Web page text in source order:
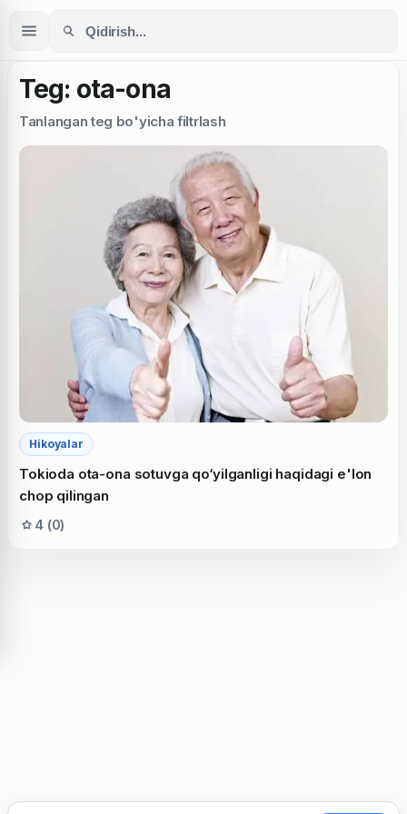
Teg: ota-ona
Tanlangan teg bo'yicha filtrlash
Hikoyalar
Tokioda ota-ona sotuvga qo‘yilganligi haqidagi e'lon
chop qilingan
4 (0)